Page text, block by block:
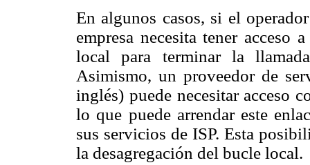
En algunos casos, si el
empresa necesita tener acceso
local para terminar la
Asimismo, un proveedor de
inglés) puede necesitar acceso
lo que puede arrendar este
sus servicios de ISP. Esta
la desagregación del bucle local.